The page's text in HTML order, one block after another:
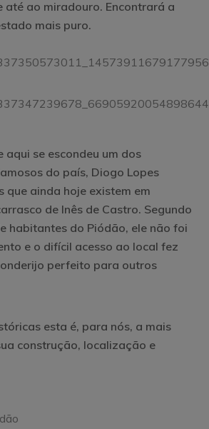
até ao miradouro. Encontrará a
mais puro.
aqui se escondeu um dos
do país, Diogo Lopes
que ainda hoje existem em
de Inês de Castro. Segundo
habitantes do Piódão, ele não foi
e o difícil acesso ao local fez
perfeito para outros
esta é, para nós, a mais
construção, localização e